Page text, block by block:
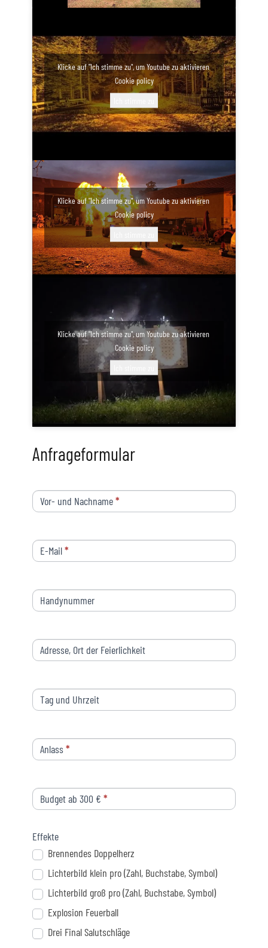
Klicke auf "Ich stimme zu", um Youtube zu aktivieren
Cookie policy
Klicke auf "Ich stimme zu", um Youtube zu aktivieren
Cookie policy
Klicke auf "Ich stimme zu", um Youtube zu aktivieren
Cookie policy
Anfrageformular
Anfrageformular
- Vor- und Nachname*
E-Mail*
Handynummer
Adresse, Ort der Feierlichkeit
Tag und Uhrzeit
Anlass*
Budget ab 300 € *
Effekte
Brennendes Doppelherz
Lichterbild klein pro (Zahl, Buchstabe, Symbol)
Lichterbild groß pro (Zahl, Buchstabe, Symbol)
Explosion Feuerball
Drei Final Salutschläge